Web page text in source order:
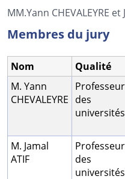
MM.Yann CHEVALEYRE et
Membres du jury
Nom Qualité
M. Yann
CHEVALEYRE
Professeur
des
universités
M. Jamal
ATIF
Professeur
des
universités